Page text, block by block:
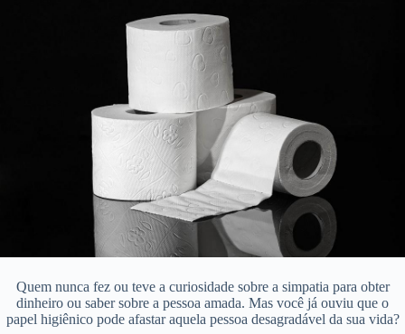
Quem nunca fez ou teve a curiosidade sobre a simpatia para obter
dinheiro ou saber sobre a pessoa amada. Mas você já ouviu que o
papel higiênico pode afastar aquela pessoa desagradável da sua vida?